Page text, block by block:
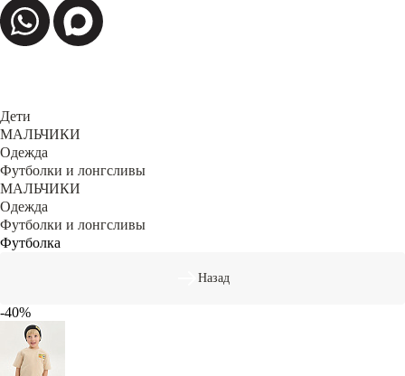
Дети
МАЛЬЧИКИ
Одежда
Футболки и лонгсливы
МАЛЬЧИКИ
Одежда
Футболки и лонгсливы
Футболка
Назад
-40%